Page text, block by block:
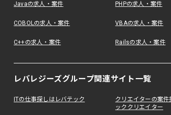
Javaの求人・案件 PHPの求人・案件
COBOLの求人・案件 VBAの求人・案件
C++の求人・案件 Railsの求人・案件
レバレジーズグループ関連サイト一覧
ITの仕事探しはレバテック
クリエイターの案件
ッククリエイター